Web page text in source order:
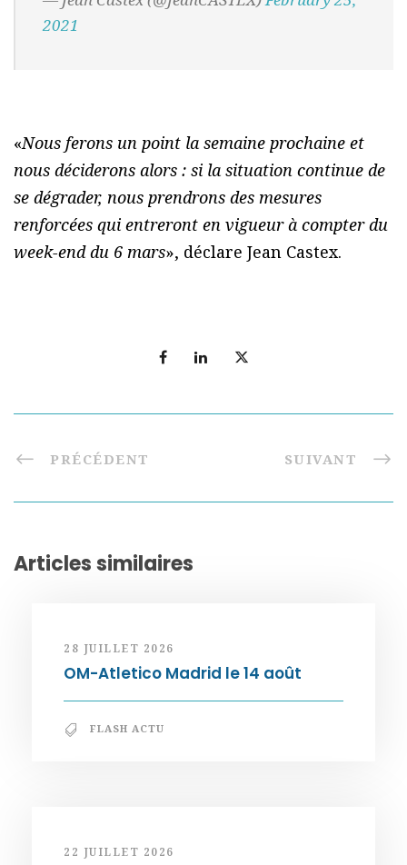
2021
«Nous ferons un point la semaine prochaine et
nous déciderons alors : si la situation continue de
se dégrader, nous prendrons des mesures
renforcées qui entreront en vigueur à compter du
week-end du 6 mars», déclare Jean Castex.
PRÉCÉDENT SUIVANT
Articles similaires
28 JUILLET 2026
OM-Atletico Madrid le 14 août
FLASH ACTU
22 JUILLET 2026